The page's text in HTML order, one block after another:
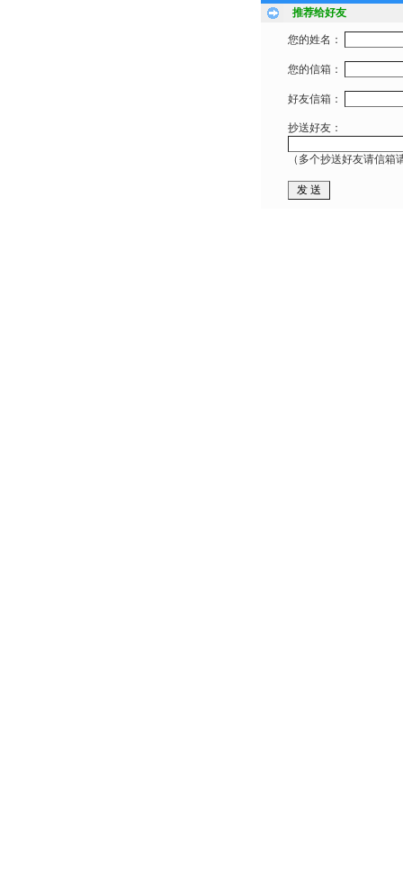
推荐给好友
您的姓名：
您的信箱：
好友信箱：
抄送好友：
（多个抄送好友请信箱